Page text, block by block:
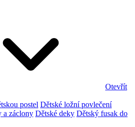
Otevřít
postel Dětské ložní povlečení
a záclony Dětské deky Dětský fusak do